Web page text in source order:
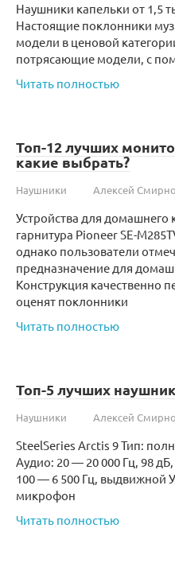
Наушники капельки от 1,5
Настоящие поклонники
модели в ценовой
потрясающие модели, с
Читать полностью
Топ-12 лучших
какие выбрать?
Наушники Алексей
Устройства для домашнего
гарнитура Pioneer SE-
однако пользователи
предназначение для
Конструкция качественно
оценят поклонники
Читать полностью
Топ-5 лучших
Наушники Алексей
SteelSeries Arctis 9 Тип:
Аудио: 20 — 20 000 Гц, 98
100 — 6 500 Гц, выдвижной
микрофон
Читать полностью